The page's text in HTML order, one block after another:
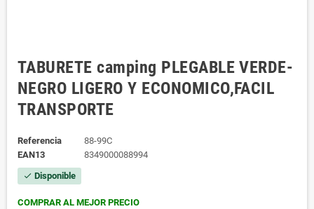
TABURETE camping PLEGABLE VERDE-
NEGRO LIGERO Y ECONOMICO,FACIL
TRANSPORTE
Referencia
88-99C
EAN13
8349000088994
check Disponible
COMPRAR AL MEJOR PRECIO